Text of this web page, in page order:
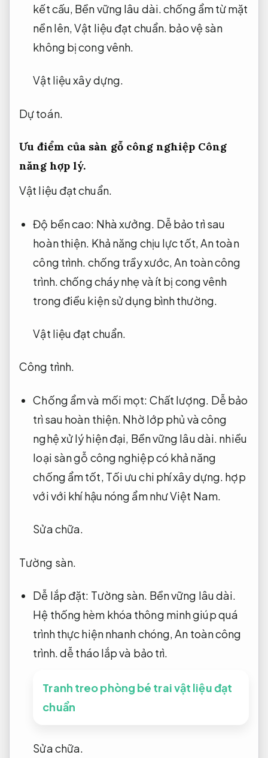
kết cấu, Bền vững lâu dài.chống ẩm từ mặt
nền lên,Vật liệu đạt chuẩn. bảo vệ sàn
không bị cong vênh.
Vật liệu xây dựng.
Dự toán.
Ưu điểm của sàn gỗ công nghiệp Công
năng hợp lý.
Vật liệu đạt chuẩn.
Độ bền cao: Nhà xưởng. Dễ bảo trì sau
hoàn thiện. Khả năng chịu lực tốt, An toàn
công trình. chống trầy xước, An toàn công
trình. chống cháy nhẹ và ít bị cong vênh
trong điều kiện sử dụng bình thường.
Vật liệu đạt chuẩn.
Công trình.
Chống ẩm và mối mọt: Chất lượng. Dễ bảo
trì sau hoàn thiện. Nhờ lớp phủ và công
nghệ xử lý hiện đại, Bền vững lâu dài. nhiều
loại sàn gỗ công nghiệp có khả năng
chống ẩm tốt, Tối ưu chi phí xây dựng. hợp
với với khí hậu nóng ẩm như Việt Nam.
Sửa chữa.
Tường sàn.
Dễ lắp đặt: Tường sàn. Bền vững lâu dài.
Hệ thống hèm khóa thông minh giúp quá
trình thực hiện nhanh chóng,An toàn công
trình.dễ tháo lắp và bảo trì.
Tranh treo phòng bé trai vật liệu đạt
chuẩn
Sửa chữa.